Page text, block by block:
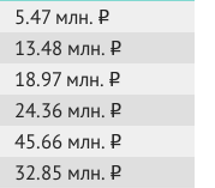
5.47 млн. o
13.48 млн. o
18.97 млн. o
24.36 млн. o
45.66 млн. o
32.85 млн. o